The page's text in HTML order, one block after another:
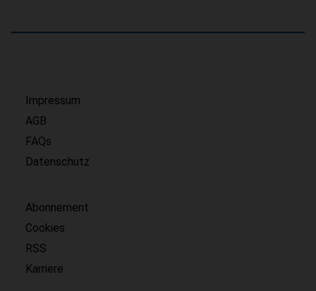
Impressum
AGB
FAQs
Datenschutz
Abonnement
Cookies
RSS
Karriere